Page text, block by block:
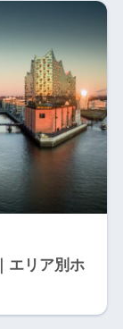
エリア別ホ